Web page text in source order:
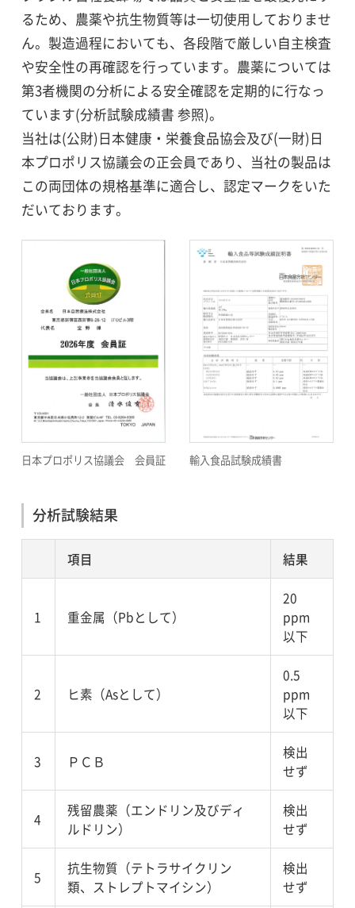
るため、農薬や抗生物質等は一切使用しておりませ
ん。製造過程においても、各段階で厳しい自主検査
や安全性の再確認を行っています。農薬については
第3者機関の分析による安全確認を定期的に行なっ
ています(分析試験成績書 参照)。
当社は(公財)日本健康・栄養食品協会及び(一財)日
本プロポリス協議会の正会員であり、当社の製品は
この両団体の規格基準に適合し、認定マークをいた
だいております。
日本プロポリス協議会 会員証 輸入食品試験成績書
分析試験結果
項目 結果
1 重金属（Pbとして）
20
ppm
以下
2 ヒ素（Asとして）
0.5
ppm
以下
3 ＰＣＢ
検出
せず
4
残留農薬（エンドリン及びディ
ルドリン）
検出
せず
5
抗生物質（テトラサイクリン
類、ストレプトマイシン）
検出
せず